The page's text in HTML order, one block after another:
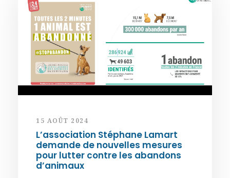
15 AOÛT 2024
L’association Stéphane Lamart
demande de nouvelles mesures
pour lutter contre les abandons
d’animaux